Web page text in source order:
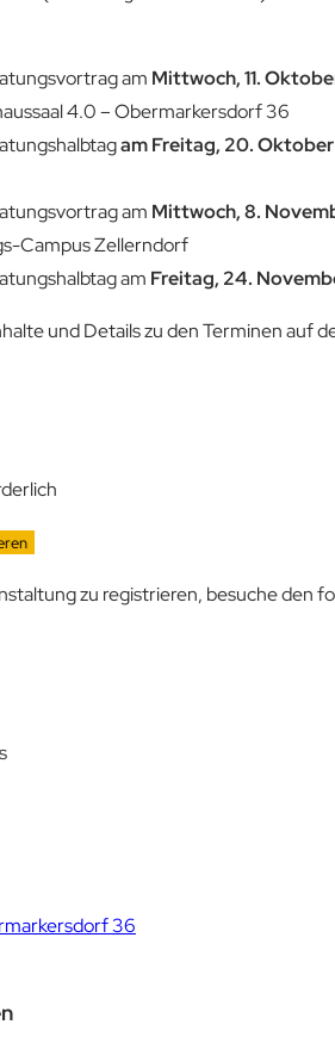
am Mittwoch,11.
4.0 – Obermarkersdorf 36
am Freitag, 20.
am Mittwoch, 8.
Campus Zellerndorf
am Freitag, 24.
und Details zu den Terminen auf
zu registrieren, besuche den
36